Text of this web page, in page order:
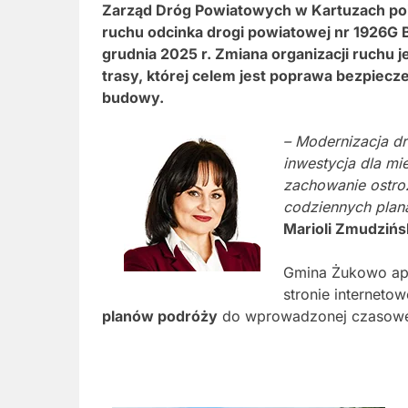
Zarząd Dróg Powiatowych w Kartuzach
ruchu odcinka drogi powiatowej nr 1926G
grudnia 2025 r. Zmiana organizacji ruchu
trasy, której celem jest poprawa
budowy.
– Modernizacja
inwestycja dla
zachowanie
codziennych
Marioli
Gmina Żukowo
stronie
planów podróży do wprowadzonej